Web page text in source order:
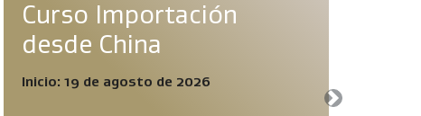
Curso Importación
desde China
Inicio: 19 de agosto de 2026
Next